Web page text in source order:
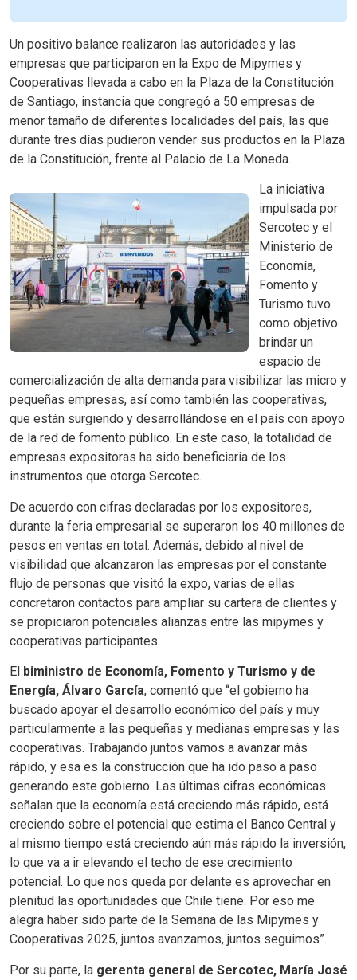
Un positivo balance realizaron las autoridades y las
empresas que participaron en la Expo de Mipymes y
Cooperativas llevada a cabo en la Plaza de la Constitución
de Santiago, instancia que congregó a 50 empresas de
menor tamaño de diferentes localidades del país, las que
durante tres días pudieron vender sus productos en la Plaza
de la Constitución, frente al Palacio de La Moneda.
La iniciativa
impulsada por
Sercotec y el
Ministerio de
Economía,
Fomento y
Turismo tuvo
como objetivo
brindar un
espacio de
comercialización de alta demanda para visibilizar las micro y
pequeñas empresas, así como también las cooperativas,
que están surgiendo y desarrollándose en el país con apoyo
de la red de fomento público. En este caso, la totalidad de
empresas expositoras ha sido beneficiaria de los
instrumentos que otorga Sercotec.
De acuerdo con cifras declaradas por los expositores,
durante la feria empresarial se superaron los 40 millones de
pesos en ventas en total. Además, debido al nivel de
visibilidad que alcanzaron las empresas por el constante
flujo de personas que visitó la expo, varias de ellas
concretaron contactos para ampliar su cartera de clientes y
se propiciaron potenciales alianzas entre las mipymes y
cooperativas participantes.
El biministro de Economía, Fomento y Turismo y de
Energía, Álvaro García, comentó que “el gobierno ha
buscado apoyar el desarrollo económico del país y muy
particularmente a las pequeñas y medianas empresas y las
cooperativas. Trabajando juntos vamos a avanzar más
rápido, y esa es la construcción que ha ido paso a paso
generando este gobierno. Las últimas cifras económicas
señalan que la economía está creciendo más rápido, está
creciendo sobre el potencial que estima el Banco Central y
al mismo tiempo está creciendo aún más rápido la inversión,
lo que va a ir elevando el techo de ese crecimiento
potencial. Lo que nos queda por delante es aprovechar en
plenitud las oportunidades que Chile tiene. Por eso me
alegra haber sido parte de la Semana de las Mipymes y
Cooperativas 2025, juntos avanzamos, juntos seguimos”.
Por su parte, la gerenta general de Sercotec, María José